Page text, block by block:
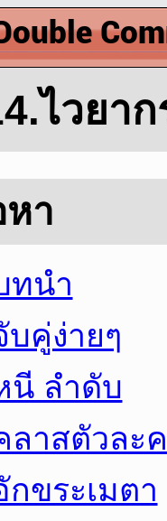
ไวยา
หา
ทนํา
บคู่ง่ายๆ
นี ลําดับ
ลาสตัวละ
กขระเมตา